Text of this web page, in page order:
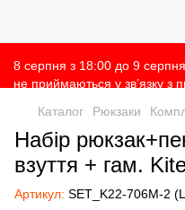
8 серпня з 18:00 до 9
не приймаються у зв’язку з
за розуміння 💛
Каталог Рюкзаки
Набір
взуття + гам.
Артикул: SET_K22-706M-2